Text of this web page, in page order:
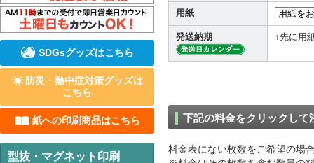
用紙
発送納期 ↑先に用
下記の料金をクリックして
料金表にない枚数をご希望の場
SDGsグッズはこちら
防災・熱中症対策グッズは
こちら
紙への印刷商品はこちら
型抜・マグネット印刷